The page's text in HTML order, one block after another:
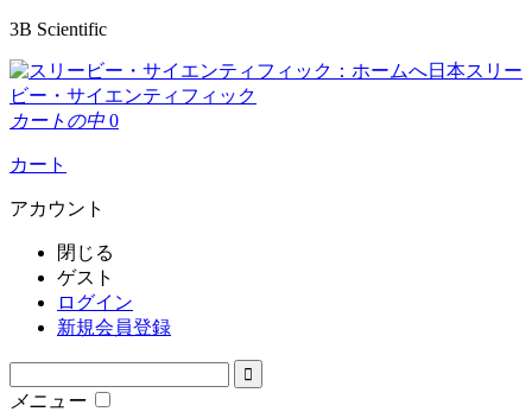
3B Scientific
日本スリー
ビー・サイエンティフィック
カートの中 0
カート
アカウント
閉じる
ゲスト
ログイン
新規会員登録
メニュー